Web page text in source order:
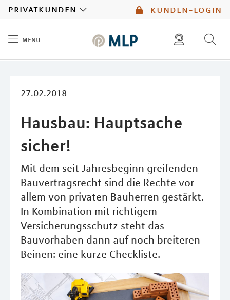
kunden-login
privatkunden
menü
27.02.2018
Hausbau: Hauptsache
sicher!
Mit dem seit Jahresbeginn greifenden
Bauvertragsrecht sind die Rechte vor
allem von privaten Bauherren gestärkt.
In Kombination mit richtigem
Versicherungsschutz steht das
Bauvorhaben dann auf noch breiteren
Beinen: eine kurze Checkliste.